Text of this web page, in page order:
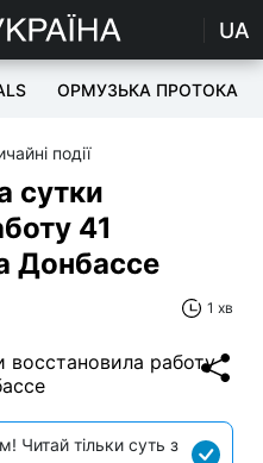
UA
ОРМУЗЬКА ПРОТОКА
події
сутки
41
Донбассе
1 хв
Читай тільки суть з